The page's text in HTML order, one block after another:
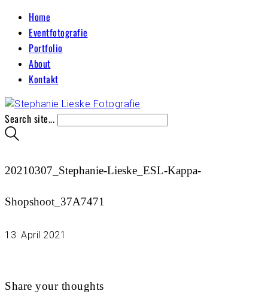
Home
Eventfotografie
Portfolio
About
Kontakt
Search site...
20210307_Stephanie-Lieske_ESL-Kappa-
Shopshoot_37A7471
13. April 2021
Share your thoughts